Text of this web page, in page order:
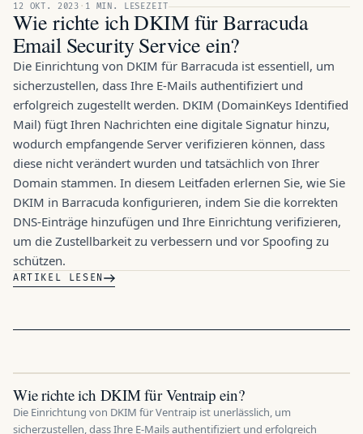
12 OKT. 2023 · 1 MIN. LESEZEIT
Wie richte ich DKIM für Barracuda
Email Security Service ein?
Die Einrichtung von DKIM für Barracuda ist essentiell, um
sicherzustellen, dass Ihre E-Mails authentifiziert und
erfolgreich zugestellt werden. DKIM (DomainKeys Identified
Mail) fügt Ihren Nachrichten eine digitale Signatur hinzu,
wodurch empfangende Server verifizieren können, dass
diese nicht verändert wurden und tatsächlich von Ihrer
Domain stammen. In diesem Leitfaden erlernen Sie, wie Sie
DKIM in Barracuda konfigurieren, indem Sie die korrekten
DNS-Einträge hinzufügen und Ihre Einrichtung verifizieren,
um die Zustellbarkeit zu verbessern und vor Spoofing zu
schützen.
ARTIKEL LESEN
Wie richte ich DKIM für Ventraip ein?
Die Einrichtung von DKIM für Ventraip ist unerlässlich, um
sicherzustellen, dass Ihre E-Mails authentifiziert und erfolgreich